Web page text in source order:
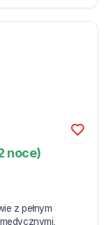
noce)
z pełnym